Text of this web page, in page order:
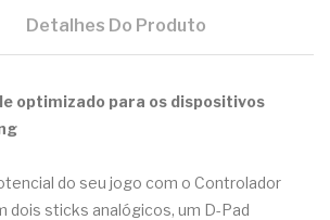
Detalhes Do Produto
optimizado para os dispositivos
do seu jogo com o Controlador
dois sticks analógicos, um D-Pad